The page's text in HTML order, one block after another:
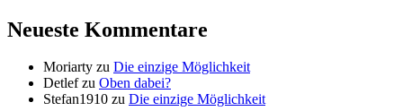
Neueste Kommentare
Moriarty zu Die einzige Möglichkeit
Detlefzu Oben dabei?
Stefan1910 zu Die einzige Möglichkeit